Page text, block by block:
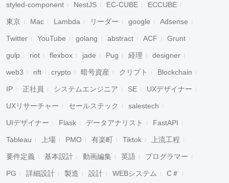
styled-component NestJS EC-CUBE ECCUBE
東京 Mac Lambda リーダー google Adsense
Twitter YouTube golang abstract ACF Grunt
gulp riot flexbox jade Pug 経理 designer
web3 nft crypto 暗号資産 クリプト Blockchain
IP 正社員 システムエンジニア SE UXデザイナー
UXリサーチャー セールステック salestech
UIデザイナー Flask データアナリスト FastAPI
Tableau 上場 PMO 有楽町 Tiktok 上流工程
要件定義 基本設計 動画編集 英語 プログラマー
PG 詳細設計 製造 設計 WEBシステム C＃